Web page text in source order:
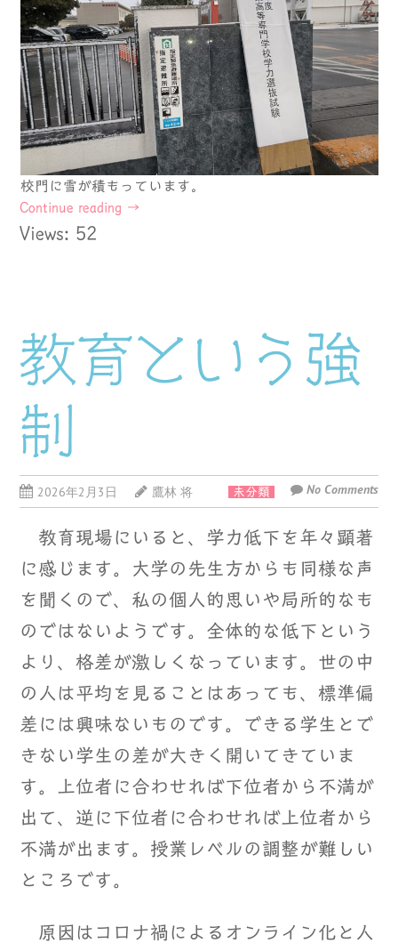
校門に雪が積もっています。
Continue reading →
Views: 52
教育という強
制
2026年2月3日 鷹林 将 未分類 No Comments
教育現場にいると、学力低下を年々顕著
に感じます。大学の先生方からも同様な声
を聞くので、私の個人的思いや局所的なも
のではないようです。全体的な低下という
より、格差が激しくなっています。世の中
の人は平均を見ることはあっても、標準偏
差には興味ないものです。できる学生とで
きない学生の差が大きく開いてきていま
す。上位者に合わせれば下位者から不満が
出て、逆に下位者に合わせれば上位者から
不満が出ます。授業レベルの調整が難しい
ところです。
原因はコロナ禍によるオンライン化と人